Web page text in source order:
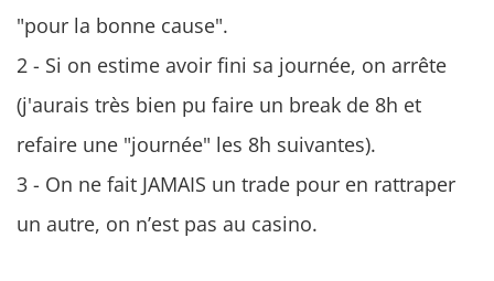
"pour la bonne cause".
2 - Si on estime avoir fini sa journée, on arrête
(j'aurais très bien pu faire un break de 8h et
refaire une "journée" les 8h suivantes).
3 - On ne fait JAMAIS un trade pour en rattraper
un autre, on n’est pas au casino.